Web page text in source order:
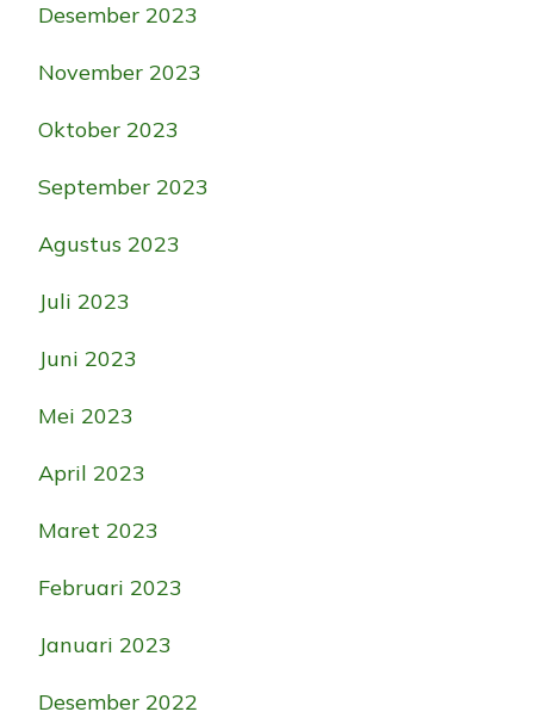
Desember 2023
November 2023
Oktober 2023
September 2023
Agustus 2023
Juli 2023
Juni 2023
Mei 2023
April 2023
Maret 2023
Februari 2023
Januari 2023
Desember 2022